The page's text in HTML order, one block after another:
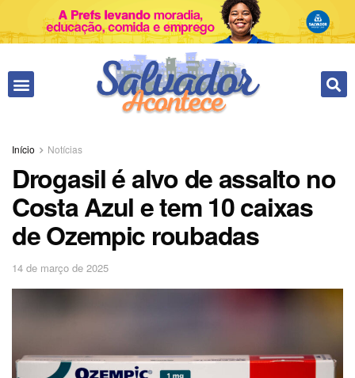
Início Notícias
Drogasil é alvo de assalto no
Costa Azul e tem 10 caixas
de Ozempic roubadas
14 de março de 2025